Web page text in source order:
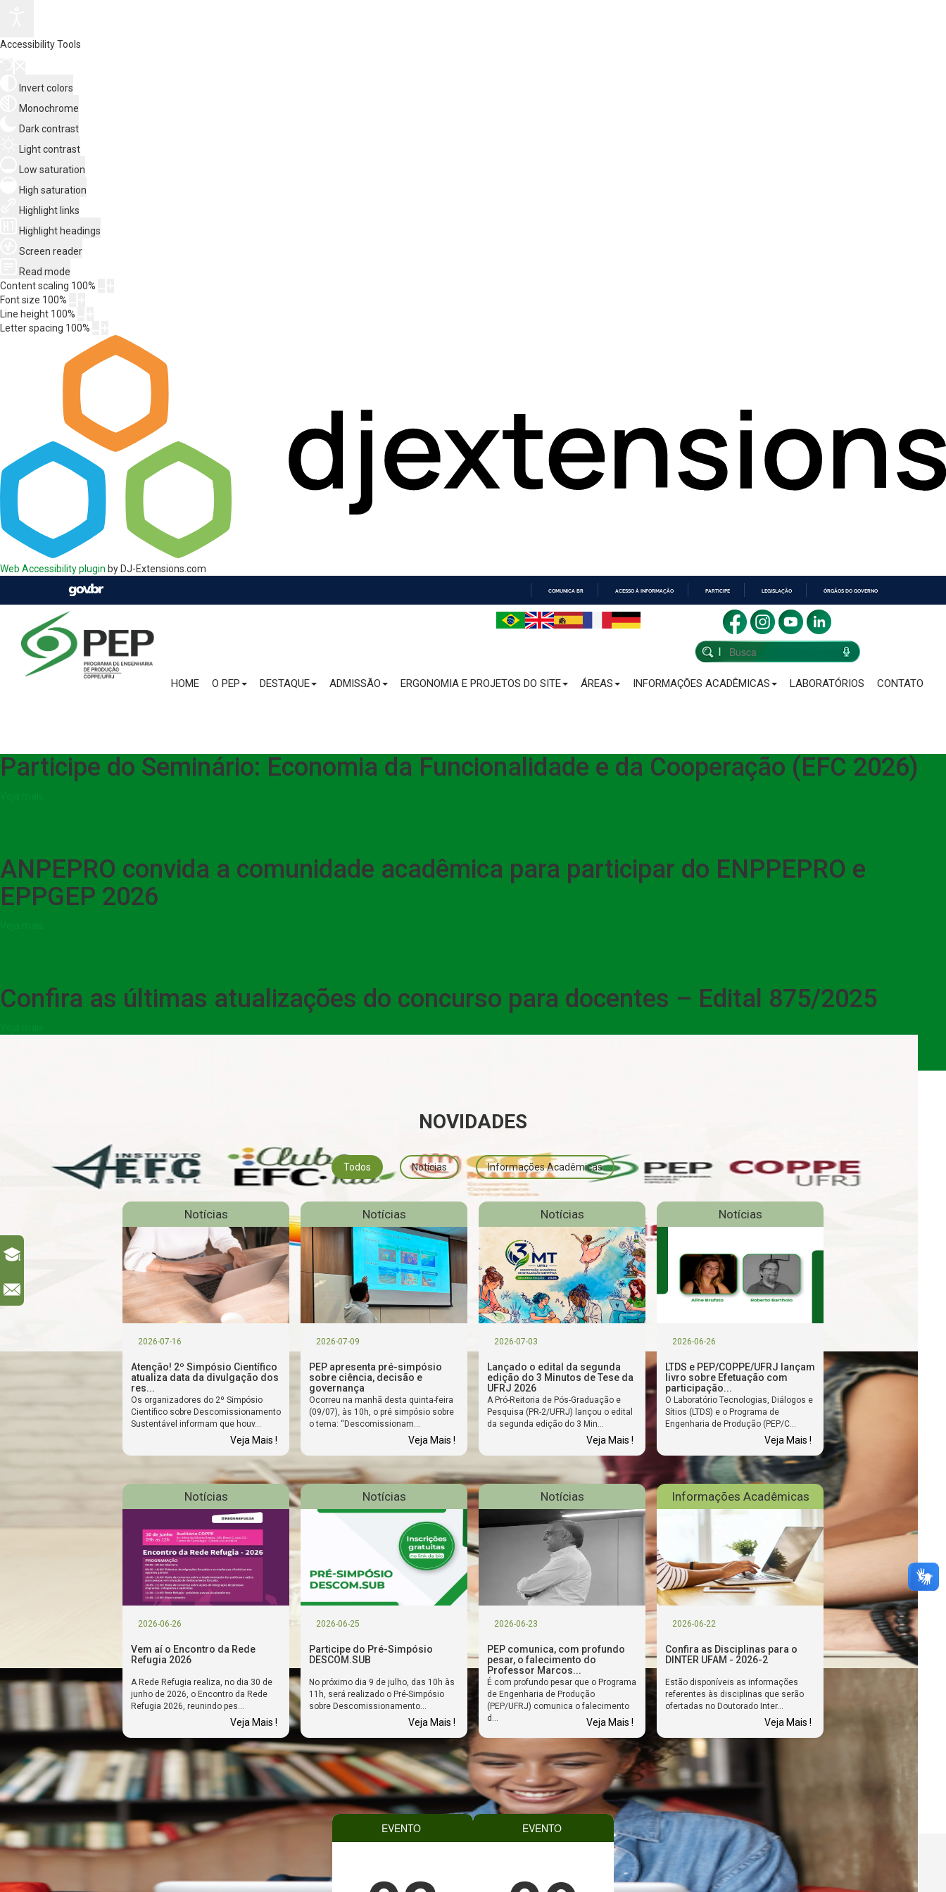
Accessibility Tools
Invert colors
Monochrome
Dark contrast
Light contrast
Low saturation
High saturation
Highlight links
Highlight headings
Screen reader
Read mode
Content scaling 100%
Font size 100%
Line height 100%
Letter spacing 100%
Web Accessibility plugin by DJ-Extensions.com
COMUNICA BR ACESSO À INFORMAÇÃO PARTICIPE LEGISLAÇÃO ÓRGÃOS DO GOVERNO
HOME O PEP DESTAQUE ADMISSÃO ERGONOMIA E PROJETOS DO SITE ÁREAS INFORMAÇÕES ACADÊMICAS LABORATÓRIOS CONTATO
Participe do Seminário: Economia da Funcionalidade e da Cooperação (EFC 2026)
ANPEPRO convida a comunidade acadêmica para participar do ENPPEPRO e
EPPGEP 2026
Confira as últimas atualizações do concurso para docentes – Edital 875/2025
NOVIDADES
Todos Notícias Informações Acadêmicas
Notícias
2026-07-16
Atenção! 2º Simpósio Científico
atualiza data da divulgação dos
res...
Os organizadores do 2º Simpósio
Científico sobre Descomissionamento
Sustentável informam que houv...
Veja Mais !
Notícias
2026-07-09
PEP apresenta pré-simpósio
sobre ciência, decisão e
governança
Ocorreu na manhã desta quinta-feira
(09/07), às 10h, o pré simpósio sobre
o tema: “Descomissionam...
Veja Mais !
Notícias
2026-07-03
Lançado o edital da segunda
edição do 3 Minutos de Tese da
UFRJ 2026
A Pró-Reitoria de Pós-Graduação e
Pesquisa (PR-2/UFRJ) lançou o edital
da segunda edição do 3 Min...
Veja Mais !
Notícias
2026-06-26
LTDS e PEP/COPPE/UFRJ lançam
livro sobre Efetuação com
participação...
O Laboratório Tecnologias, Diálogos e
Sítios (LTDS) e o Programa de
Engenharia de Produção (PEP/C...
Veja Mais !
Notícias
2026-06-26
Vem aí o Encontro da Rede
Refugia 2026
A Rede Refugia realiza, no dia 30 de
junho de 2026, o Encontro da Rede
Refugia 2026, reunindo pes...
Veja Mais !
Notícias
2026-06-25
Participe do Pré-Simpósio
DESCOM.SUB
No próximo dia 9 de julho, das 10h às
11h, será realizado o Pré-Simpósio
sobre Descomissionamento...
Veja Mais !
Notícias
2026-06-23
PEP comunica, com profundo
pesar, o falecimento do
Professor Marcos...
É com profundo pesar que o Programa
de Engenharia de Produção
(PEP/UFRJ) comunica o falecimento
d...
Veja Mais !
Informações Acadêmicas
2026-06-22
Confira as Disciplinas para o
DINTER UFAM - 2026-2
Estão disponíveis as informações
referentes às disciplinas que serão
ofertadas no Doutorado Inter...
Veja Mais !
EVENTO EVENTO